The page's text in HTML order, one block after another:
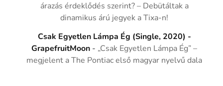
árazás érdeklődés szerint? – Debütáltak a
dinamikus árú jegyek a Tixa-n!
Csak Egyetlen Lámpa Ég (Single, 2020) -
GrapefruitMoon - „Csak Egyetlen Lámpa Ég” –
megjelent a The Pontiac első magyar nyelvű dala